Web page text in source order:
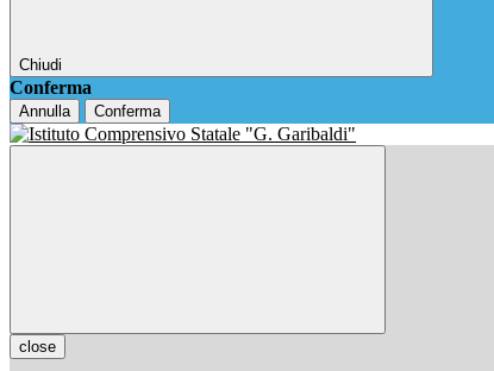
Chiudi
Conferma
Annulla Conferma
close